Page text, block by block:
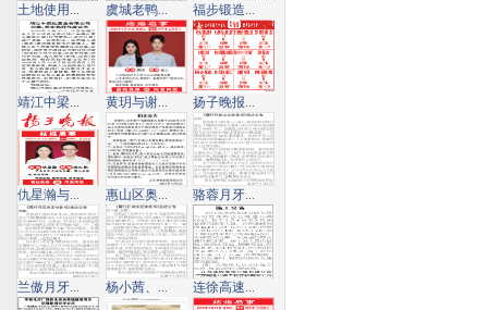
土地使用... 虞城老鸭... 福步锻造...
靖江中梁... 黄玥与谢... 扬子晚报...
仇星瀚与... 惠山区奥... 骆蓉月牙...
兰傲月牙... 杨小茜、... 连徐高速...